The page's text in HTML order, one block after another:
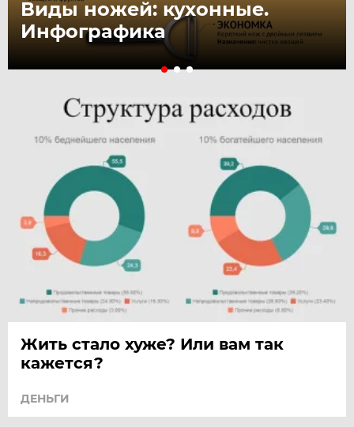
Виды ножей: кухонные.
Инфографика
Жить стало хуже? Или вам так
кажется?
ДЕНЬГИ